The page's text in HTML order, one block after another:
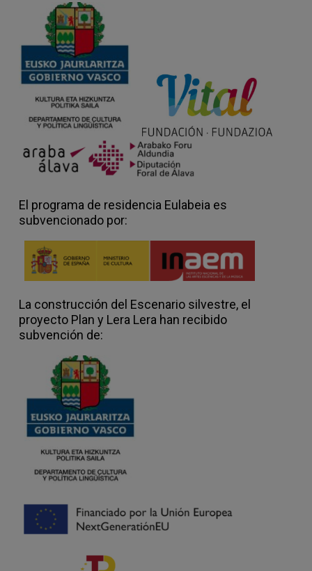
El programa de residencia Eulabeia es
subvencionado por:
La construcción del Escenario silvestre, el
proyecto Plan y Lera Lera han recibido
subvención de: